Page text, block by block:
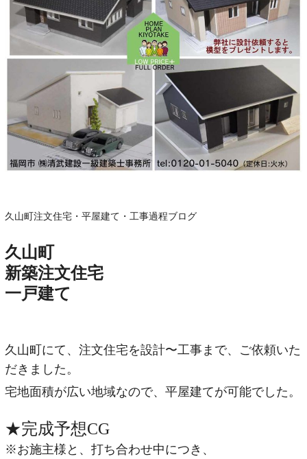
久山町注文住宅・平屋建て・工事過程ブログ
久山町
新築注文住宅
一戸建て
久山町にて、注文住宅を設計〜工事まで、ご依頼いた
だきました。
宅地面積が広い地域なので、平屋建てが可能でした。
★完成予想CG
※お施主様と、打ち合わせ中につき、